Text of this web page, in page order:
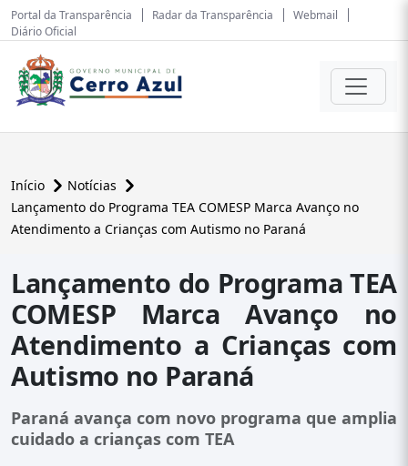
Portal da Transparência Radar da Transparência
Webmail
Diário Oficial
Início
Notícias
Lançamento do Programa TEA COMESP Marca Avanço no
Atendimento a Crianças com Autismo no Paraná
Lançamento do Programa TEA
COMESP Marca Avanço no
Atendimento a Crianças com
Autismo no Paraná
Paraná avança com novo programa que amplia
cuidado a crianças com TEA